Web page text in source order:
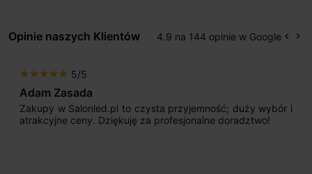
Opinie naszych Klientów 4.9 na 144 opinie w Google keyboard_arrow_left keyboard_arrow_right
star star star star star 5/5
Adam Zasada
Zakupy w Salonled.pl to czysta przyjemność; duży wybór i
atrakcyjne ceny. Dziękuję za profesjonalne doradztwo!